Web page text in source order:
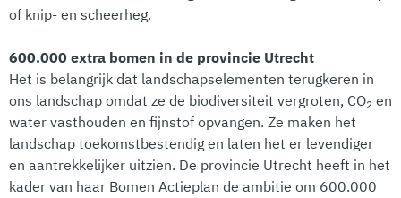
of knip- en scheerheg.
600.000 extra bomen in de provincie Utrecht
Het is belangrijk dat landschapselementen terugkeren in
ons landschap omdat ze de biodiversiteit vergroten, CO2 en
water vasthouden en fijnstof opvangen. Ze maken het
landschap toekomstbestendig en laten het er levendiger
en aantrekkelijker uitzien. De provincie Utrecht heeft in het
kader van haar Bomen Actieplan de ambitie om 600.000